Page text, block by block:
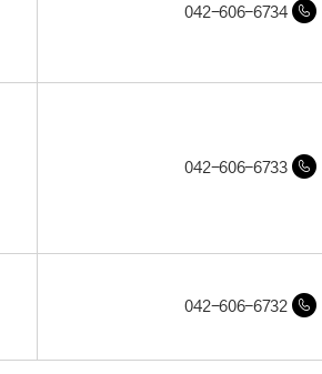
042-606-6734
042-606-6733
042-606-6732